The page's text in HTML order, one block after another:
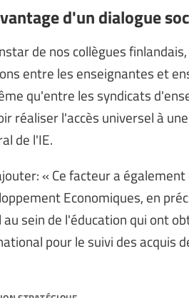
d'un dialogue
de nos collègues
entre les enseignantes et
qu'entre les syndicats
réaliser l'accès universel à
de l'IE.
« Ce facteur a
Economiques, en
au sein de l'éducation qui ont
pour le suivi des acquis